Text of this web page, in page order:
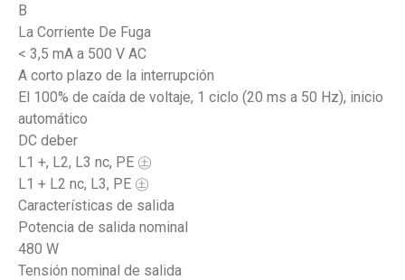
B
La Corriente De Fuga
< 3,5 mA a 500 V AC
A corto plazo de la interrupción
El 100% de caída de voltaje, 1 ciclo (20 ms a 50 Hz), inicio
automático
DC deber
L1 +, L2, L3 nc, PE ㊏
L1 + L2 nc, L3, PE ㊏
Características de salida
Potencia de salida nominal
480 W
Tensión nominal de salida